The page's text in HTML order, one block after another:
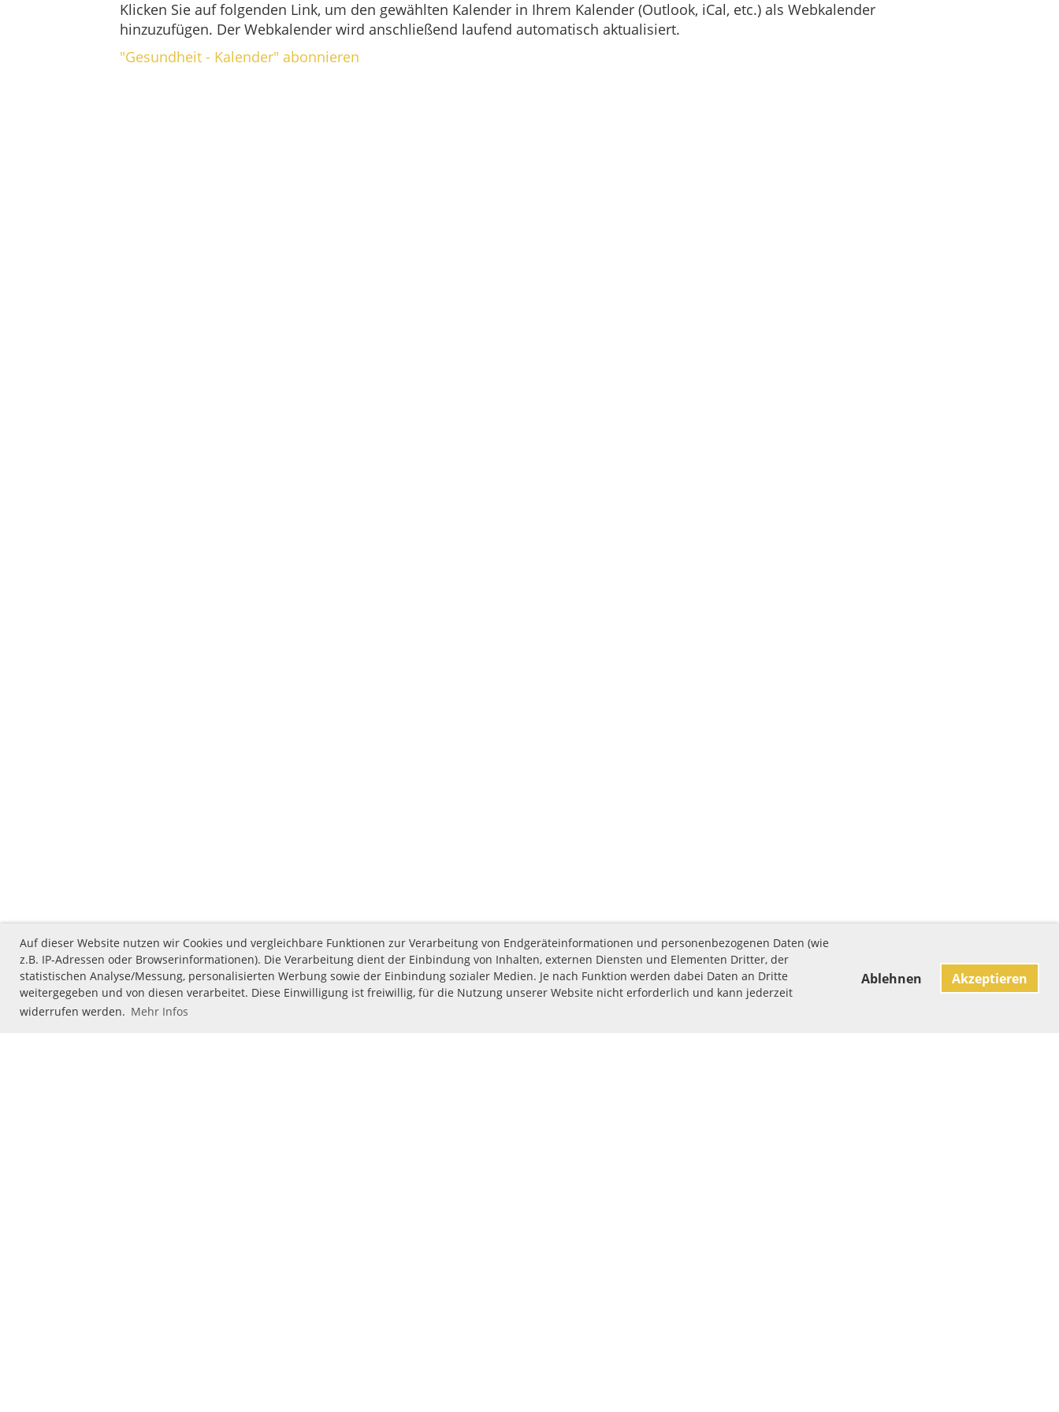
Auf dieser Website nutzen wir Cookies und vergleichbare Funktionen zur Verarbeitung von Endgeräteinformationen und personenbezogenen Daten (wie
z.B. IP-Adressen oder Browserinformationen). Die Verarbeitung dient der Einbindung von Inhalten, externen Diensten und Elementen Dritter, der
statistischen Analyse/Messung, personalisierten Werbung sowie der Einbindung sozialer Medien. Je nach Funktion werden dabei Daten an Dritte
weitergegeben und von diesen verarbeitet. Diese Einwilligung ist freiwillig, für die Nutzung unserer Website nicht erforderlich und kann jederzeit
widerrufen werden. Mehr Infos
Ablehnen Akzeptieren
Klicken Sie auf folgenden Link, um den gewählten Kalender in Ihrem Kalender (Outlook, iCal, etc.) als Webkalender
hinzuzufügen. Der Webkalender wird anschließend laufend automatisch aktualisiert.
"Gesundheit - Kalender" abonnieren